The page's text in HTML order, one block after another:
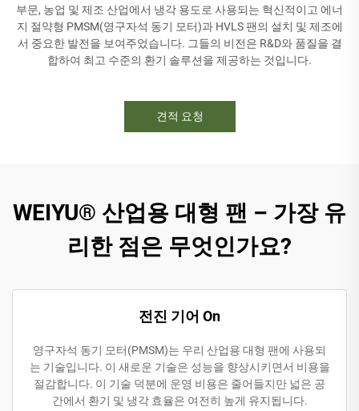
부문, 농업 및 제조 산업에서 냉각 용도로 사용되는 혁신적이고 에너
지 절약형 PMSM(영구자석 동기 모터)과 HVLS 팬의 설치 및 제조에
서 중요한 발전을 보여주었습니다. 그들의 비전은 R&D와 품질을 결
합하여 최고 수준의 환기 솔루션을 제공하는 것입니다.
견적 요청
WEIYU® 산업용 대형 팬 – 가장 유
리한 점은 무엇인가요?
전진 기어 On
영구자석 동기 모터(PMSM)는 우리 산업용 대형 팬에 사용되
는 기술입니다. 이 새로운 기술은 성능을 향상시키면서 비용을
절감합니다. 이 기술 덕분에 운영 비용은 줄어들지만 넓은 공
간에서 환기 및 냉각 효율은 여전히 높게 유지됩니다.